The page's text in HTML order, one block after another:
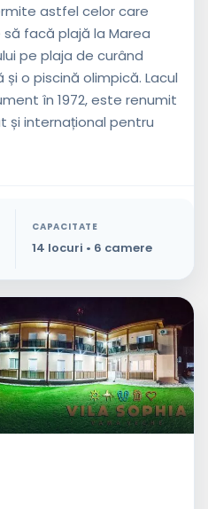
astfel celor care
facă plajă la Marea
pe plaja de curând
o piscină olimpică. Lacul
în 1972, este renumit
și internațional pentru
CAPACITATE
14 locuri • 6 camere